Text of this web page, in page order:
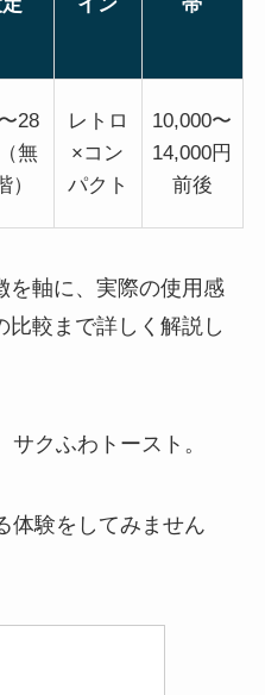
28
無
）
レトロ
×コン
パクト
10,000〜
14,000円
前後
を軸に、実際の使用感
較まで詳しく解説し
クふわトースト。
体験をしてみません